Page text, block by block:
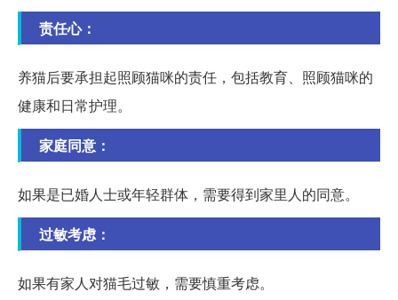
责任心：
养猫后要承担起照顾猫咪的责任，包括教育、照顾猫咪的
健康和日常护理。
家庭同意：
如果是已婚人士或年轻群体，需要得到家里人的同意。
过敏考虑：
如果有家人对猫毛过敏，需要慎重考虑。